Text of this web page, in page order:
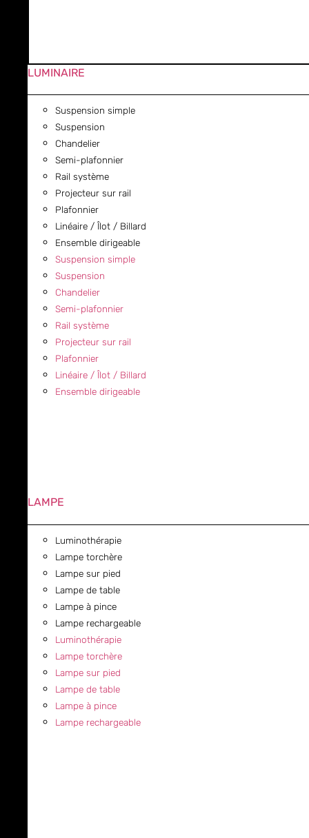
LUMINAIRE
Suspension simple
Suspension
Chandelier
Semi-plafonnier
Rail système
Projecteur sur rail
Plafonnier
Linéaire / Îlot / Billard
Ensemble dirigeable
Suspension simple
Suspension
Chandelier
Semi-plafonnier
Rail système
Projecteur sur rail
Plafonnier
Linéaire / Îlot / Billard
Ensemble dirigeable
LAMPE
Luminothérapie
Lampe torchère
Lampe sur pied
Lampe de table
Lampe à pince
Lampe rechargeable
Luminothérapie
Lampe torchère
Lampe sur pied
Lampe de table
Lampe à pince
Lampe rechargeable